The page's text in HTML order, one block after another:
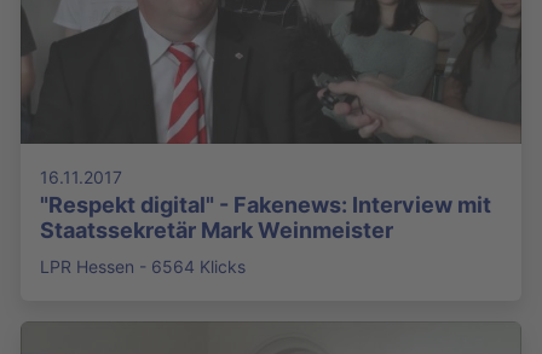
16.11.2017
"Respekt digital" - Fakenews: Interview mit
Staatssekretär Mark Weinmeister
LPR Hessen - 6564 Klicks